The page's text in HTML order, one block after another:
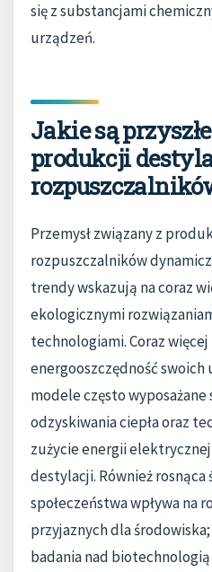
się z substancjami
urządzeń.
Jakie są
produkcji
Przemysł związany z
rozpuszczalników
trendy wskazują na coraz
ekologicznymi
technologiami. Coraz
energooszczędność
modele często wyposażane
odzyskiwania ciepła oraz
zużycie energii
destylacji. Również
społeczeństwa wpływa na
przyjaznych dla
badania nad